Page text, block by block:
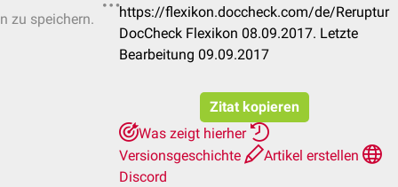
zu speichern.
https://flexikon.doccheck.com/de/Reruptur
DocCheck Flexikon 08.09.2017. Letzte
Bearbeitung 09.09.2017
Zitat kopieren
Was zeigt hierher
Versionsgeschichte
Artikel erstellen
Discord